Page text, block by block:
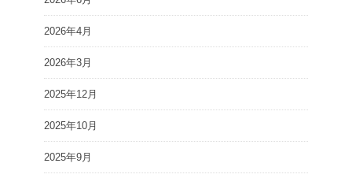
2026年4月
2026年3月
2025年12月
2025年10月
2025年9月